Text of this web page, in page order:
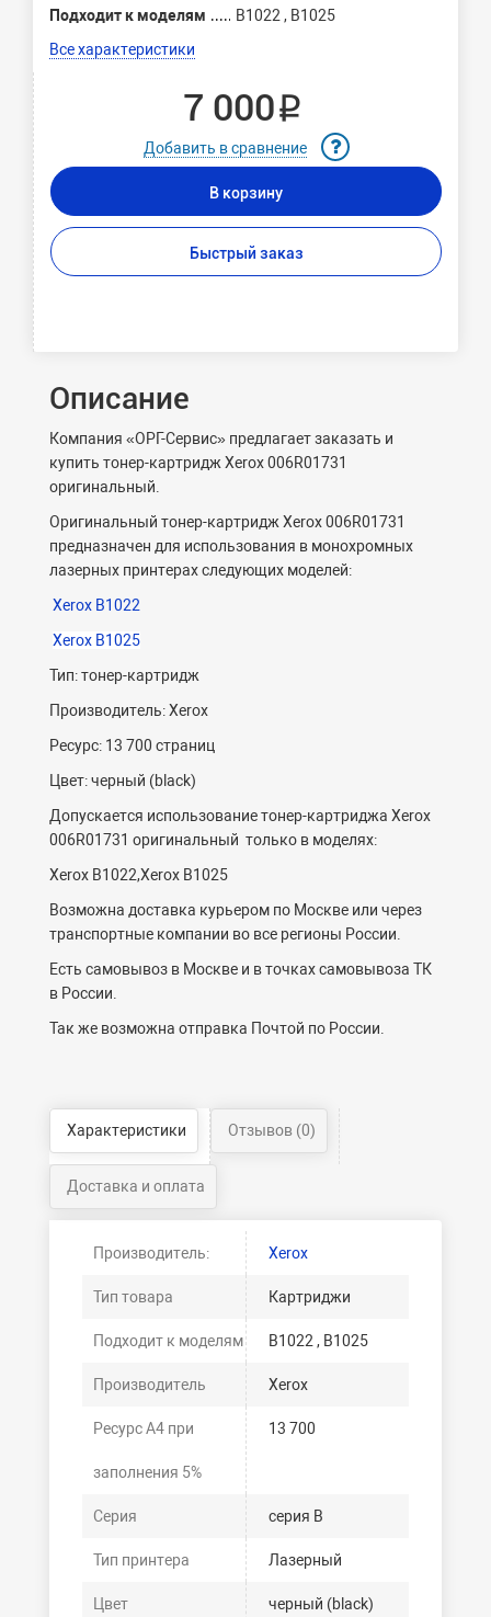
Подходит к моделям
B1022 , B1025
Все характеристики
7 000 ₽
Добавить в сравнение
В корзину
Быстрый заказ
Описание
Компания «ОРГ-Сервис» предлагает заказать и
купить тонер-картридж Xerox 006R01731
оригинальный.
Оригинальный тонер-картридж Xerox 006R01731
предназначен для использования в монохромных
лазерных принтерах следующих моделей:
Xerox B1022
Xerox B1025
Тип: тонер-картридж
Производитель: Xerox
Ресурс: 13 700 страниц
Цвет: черный (black)
Допускается использование тонер-картриджа Xerox
006R01731 оригинальный только в моделях:
Xerox B1022,Xerox B1025
Возможна доставка курьером по Москве или через
транспортные компании во все регионы России.
Есть самовывоз в Москве и в точках самовывоза ТК
в России.
Так же возможна отправка Почтой по России.
Характеристики Отзывов (0)
Доставка и оплата
Производитель: Xerox
Тип товара Картриджи
Подходит к моделям B1022 , B1025
Производитель Xerox
Ресурс А4 при
заполнения 5%
13 700
Серия серия B
Тип принтера Лазерный
Цвет черный (black)